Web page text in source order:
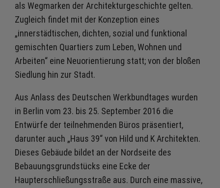
als Wegmarken der Architekturgeschichte gelten.
Zugleich findet mit der Konzeption eines
„innerstädtischen, dichten, sozial und funktional
gemischten Quartiers zum Leben, Wohnen und
Arbeiten“ eine Neuorientierung statt; von der bloßen
Siedlung hin zur Stadt.
Aus Anlass des Deutschen Werkbundtages wurden
in Berlin vom 23. bis 25. September 2016 die
Entwürfe der teilnehmenden Büros präsentiert,
darunter auch „Haus 39“ von Hild und K Architekten.
Dieses Gebäude bildet an der Nordseite des
Bebauungsgrundstücks eine Ecke der
Haupterschließungsstraße aus. Durch eine massive,